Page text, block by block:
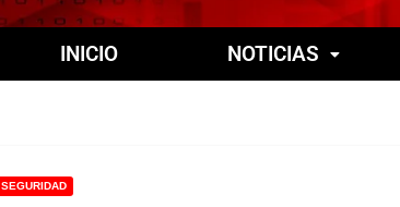
INICIO NOTICIAS
SEGURIDAD